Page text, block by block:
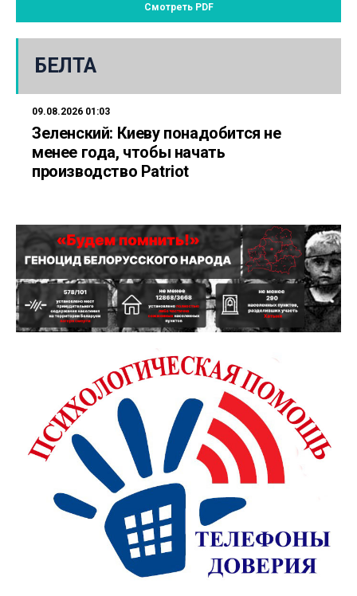
Смотреть PDF
БЕЛТА
09.08.2026 01:03
Зеленский: Киеву понадобится не
менее года, чтобы начать
производство Patriot